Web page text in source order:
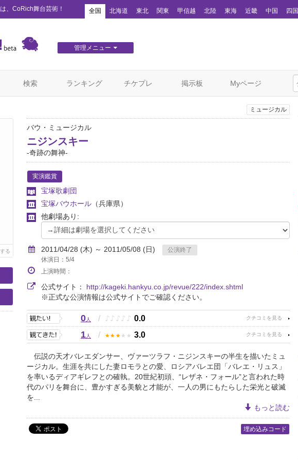
、CoRich舞台芸術！ 全国 北海道 東北 関東 甲信越 北陸 東海 近畿 中国 四国
管理メニュー
検索 ランキング チケプレ 掲示板 Myページ
る
ミュージカル
バウ・ミュージカル
ニジンスキー
-奇跡の舞神-
実演鑑賞
宝塚歌劇団
宝塚バウホール （兵庫県）
他劇場あり:
2011/04/28 (木) ～ 2011/05/08 (日)
公演終了
休演日：5/4
上演時間：
公式サイト： http://kageki.hankyu.co.jp/revue/222/index.shtml
※正式な公演情報は公式サイトでご確認ください。
0人 / ♪ ♪ ♪ ♪ ♪ 0.0
1人 / ★ ★ ★ ★ ★ 3.0
伝説の天才バレエダンサー、ヴァーツラフ・ニジンスキーの半生を描いたミュ
ージカル。生涯を共にした妻ロモラとの愛、ロシアバレエ団「バレエ・リュス」
を率いるディアギレフとの確執。20世紀初頭、“レザネ・フォール”と言われた時
代のパリを舞台に、豊かすぎる美貌と才能が、一人の男にもたらした栄光と破滅
を...
もっと読む
埋め込みコード